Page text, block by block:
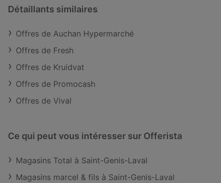
Détaillants similaires
Offres de Auchan Hypermarché
Offres de Fresh
Offres de Kruidvat
Offres de Promocash
Offres de Vival
Ce qui peut vous intéresser sur Offerista
Magasins Total à Saint-Genis-Laval
Magasins marcel & fils à Saint-Genis-Laval